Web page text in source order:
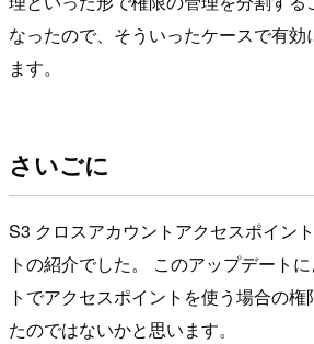
なったので、そういったケースで有
ます。
さいごに
S3 クロスアカウントアクセスポイン
トの紹介でした。 このアップデート
トでアクセスポイントを使う場合の
たのではないかと思います。